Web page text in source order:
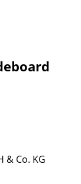
& Co. KG